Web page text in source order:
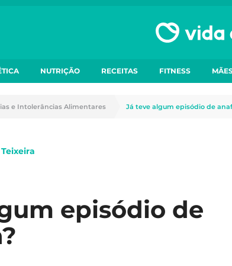
NUTRIÇÃO RECEITAS FITNESS
e Intolerâncias Alimentares Já teve algum episódio de
episódio de